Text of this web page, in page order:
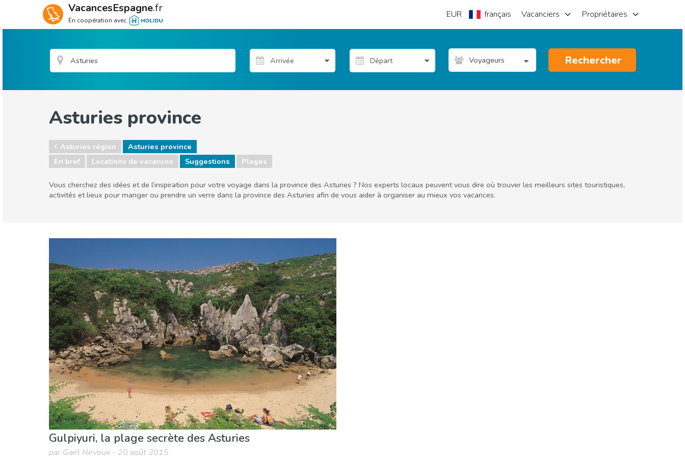
VacancesEspagne.fr
En coopération avec
EUR français Vacanciers Propriétaires
Voyageurs Rechercher
Asturies province
Asturies région
Asturies province
En bref
Locations de vacances Suggestions Plages
Vous cherchez des idées et de l’inspiration pour votre voyage dans la province des Asturies ? Nos experts locaux peuvent vous dire où trouver les meilleurs sites touristiques,
activités et lieux pour manger ou prendre un verre dans la province des Asturies afin de vous aider à organiser au mieux vos vacances.
Gulpiyuri, la plage secrète des Asturies
par Gaël Nevoux - 20 août 2015